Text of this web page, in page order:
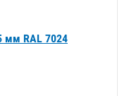
мм RAL 7024